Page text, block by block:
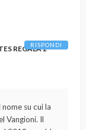
REGALA 2
su cui la
Vangioni. Il
RISPONDI